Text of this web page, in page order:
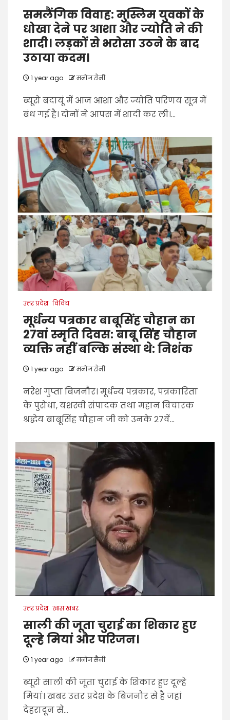
समलैंगिक विवाह: मुस्लिम युवकों के
धोखा देने पर आशा और ज्योति ने की
शादी। लड़कों से भरोसा उठने के बाद
उठाया कदम।
1 year ago मनोज सैनी
ब्यूरो बदायूं में आज आशा और ज्योति परिणय सूत्र में
बंध गई है। दोनों ने आपस में शादी कर ली।...
उत्तर प्रदेश विविध
मूर्धन्य पत्रकार बाबूसिंह चौहान का
27वां स्मृति दिवस: बाबू सिंह चौहान
व्यक्ति नहीं बल्कि संस्था थे: निशंक
1 year ago मनोज सैनी
नरेश गुप्ता बिजनौर। मूर्धन्य पत्रकार, पत्रकारिता
के पुरोधा, यशस्वी संपादक तथा महान विचारक
श्रद्धेय बाबूसिंह चौहान जी को उनके 27वें...
उत्तर प्रदेश खास खबर
साली की जूता चुराई का शिकार हुए
दूल्हे मियां और परिजन।
1 year ago मनोज सैनी
ब्यूरो साली की जूता चुराई के शिकार हुए दूल्हे
मियां। खबर उत्तर प्रदेश के बिजनौर से है जहां
देहरादून से...